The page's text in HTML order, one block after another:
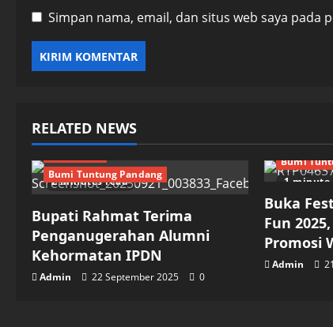
Simpan nama, email, dan situs web saya
RELATED NEWS
2 minutes read
Bumi Tuntung Pandang
Bupati Rahmat Terima
Penganugerahan Alumni
Kehormatan IPDN
Admin 22 September 2025 0
1 minute
Bumi
Buka
Fun
Promosi
Admin